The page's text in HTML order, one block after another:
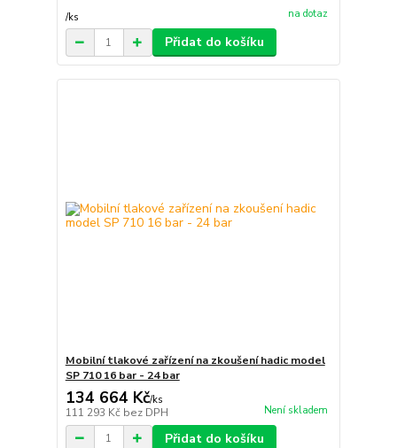
/ks na dotaz
Přidat do košíku
Mobilní tlakové zařízení na zkoušení hadic model
SP 710 16 bar - 24 bar
134 664 Kč/ks
111 293 Kč bez DPH Není skladem
Přidat do košíku